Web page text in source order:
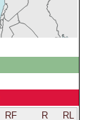
RF R RL